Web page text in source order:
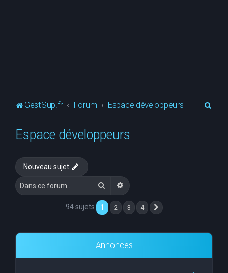
GestSup.fr Forum Espace développeurs
Espace développeurs
Nouveau sujet
RechercherRecherche avancée
94 sujets 1 2 3 4
Annonces